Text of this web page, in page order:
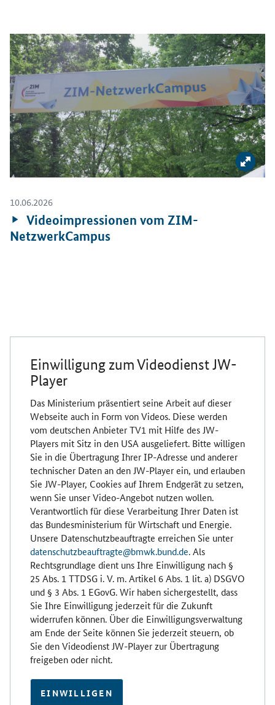
Bild
10.06.2026
Videos:
Videoimpressionen vom ZIM-
NetzwerkCampus
Öffnet Einzelsicht
Einwilligung zum Videodienst JW-
Player
Das Ministerium präsentiert seine Arbeit auf dieser
Webseite auch in Form von Videos. Diese werden
vom deutschen Anbieter TV1 mit Hilfe des JW-
Players mit Sitz in den USA ausgeliefert. Bitte willigen
Sie in die Übertragung Ihrer IP-Adresse und anderer
technischer Daten an den JW-Player ein, und erlauben
Sie JW-Player, Cookies auf Ihrem Endgerät zu setzen,
wenn Sie unser Video-Angebot nutzen wollen.
Verantwortlich für diese Verarbeitung Ihrer Daten ist
das Bundesministerium für Wirtschaft und Energie.
Unsere Datenschutzbeauftragte erreichen Sie unter
datenschutzbeauftragte@bmwk.bund.de. Als
Rechtsgrundlage dient uns Ihre Einwilligung nach §
25 Abs. 1 TTDSG i. V. m. Artikel 6 Abs. 1 lit. a) DSGVO
und § 3 Abs. 1 EGovG. Wir haben sichergestellt, dass
Sie Ihre Einwilligung jederzeit für die Zukunft
widerrufen können. Über die Einwilligungsverwaltung
am Ende der Seite können Sie jederzeit steuern, ob
Sie den Videodienst JW-Player zur Übertragung
freigeben oder nicht.
EINWILLIGEN